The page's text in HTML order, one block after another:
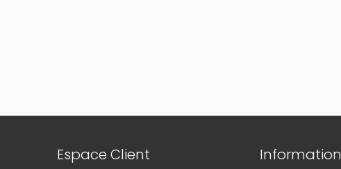
Espace Client Information